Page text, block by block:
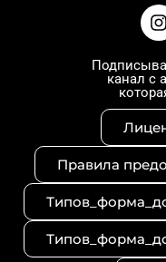
I
t
r
канал с
Правила